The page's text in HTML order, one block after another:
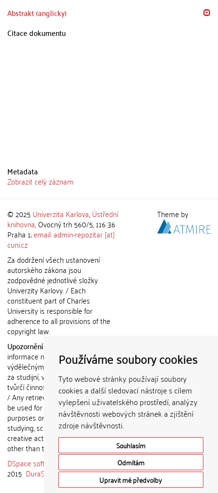
Používáme soubory cookies
Tyto webové stránky používají soubory
cookies a další sledovací nástroje s cílem
vylepšení uživatelského prostředí, analýzy
návštěvnosti webových stránek a zjištění
zdroje návštěvnosti.
Souhlasím
Odmítám
Upravit mé předvolby
Abstrakt (anglicky)
Citace dokumentu
Metadata
Zobrazit celý záznam
© 2025 Univerzita Karlova,Ústřední
knihovna, Ovocný trh 560/5, 116 36
Praha 1;email: admin-repozitar [at]
cuni.cz
Za dodržení všech ustanovení
autorského zákona jsou
zodpovědné jednotlivé složky
Univerzity Karlovy. / Each
constituent part of Charles
University is responsible for
adherence to all provisions of the
copyright law.
Upozornění / Notice:
informace nemohou být použity k
výdělečným účelům nebo vydávány
za studijní, vědeckou nebo jinou
tvůrčí činnost jiné osoby než autora.
/ Any retrieved information shall not
be used for any commercial
purposes or claimed as results of
studying, scientific or any other
creative activities of any person
other than the author.
DSpace software
copyright © 2002-
2015 DuraSpace
Theme by